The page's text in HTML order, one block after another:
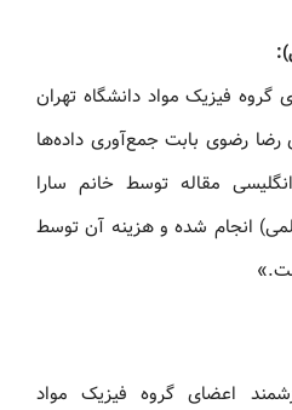
گروه فیزیک مواد دانشگاه تهران
رضا رضوی بابت جمع‌آوری داده‌ها
مقاله توسط خانم سارا
انجام شده و هزینه آن توسط
اعضای گروه فیزیک مواد